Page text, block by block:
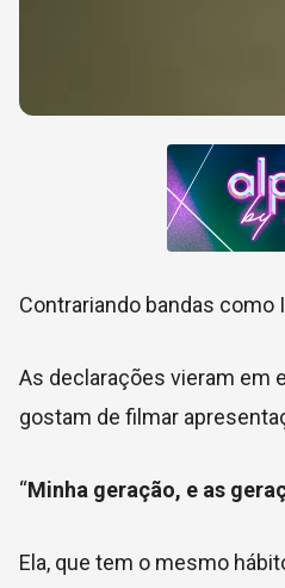
Contrariando bandas como
As declarações vieram em
gostam de filmar
“Minha geração, e as
Ela, que tem o mesmo